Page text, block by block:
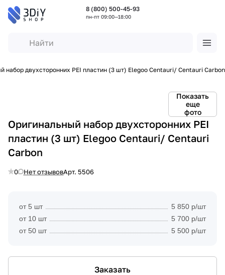
8 (800) 500-45-93
пн-пт 09:00—18:00
набор двухсторонних PEI пластин (3 шт) Elegoo Centauri/ Centauri Carbon
Показать
еще
фото
Оригинальный набор двухсторонних PEI
пластин (3 шт) Elegoo Centauri/ Centauri
Carbon
0 Нет отзывовАрт. 5506
от 5 шт
5 850 р/шт
от 10 шт
5 700 р/шт
от 50 шт
5 500 р/шт
Заказать